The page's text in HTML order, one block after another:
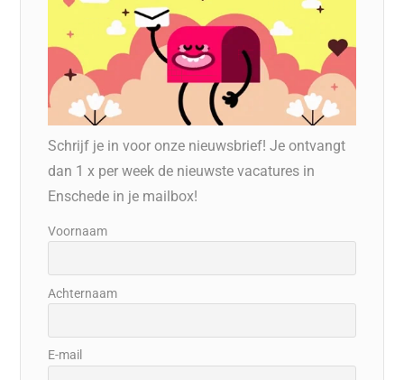
Schrijf je in voor onze nieuwsbrief! Je ontvangt
dan 1 x per week de nieuwste vacatures in
Enschede in je mailbox!
Voornaam
Achternaam
E-mail